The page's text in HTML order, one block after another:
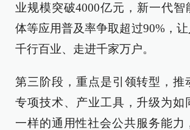
业规模突破4000亿元，新一代智
体等应用普及率争取超过90%，
千行百业、走进千家万户。
第三阶段，重点是引领转型，推
专项技术、产业工具，升级为如
一样的通用性社会公共服务能力